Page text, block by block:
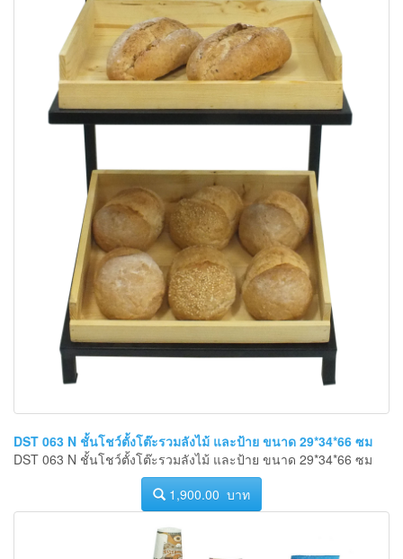
DST 063 N ชั้นโชว์ตั้งโต๊ะรวมลังไม้ และป้าย ขนาด 29*34*66 ซม
DST 063 N ชั้นโชว์ตั้งโต๊ะรวมลังไม้ และป้าย ขนาด 29*34*66 ซม
1,900.00 บาท